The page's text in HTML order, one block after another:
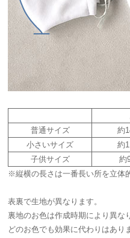
普通サイズ
約
小さいサイズ
約
子供サイズ
約
※縦横の長さは一番長い所を立体
表裏で生地が異なります。
裏地のお色は作成時期により異な
どのお色でも効果に代わりはあり